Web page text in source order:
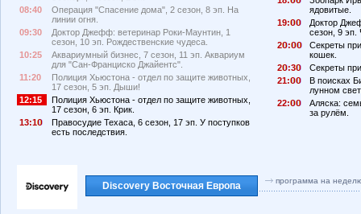
08:40
Операция "Спасение дома", 2 сезон, 8 эп. На
линии огня.
09:30
Доктор Джефф: ветеринар Роки-Маунтин, 1
сезон, 10 эп. Рождественские чудеса.
10:25
Аквариумный бизнес, 7 сезон, 11 эп. Аквариум
для "Сан-Франциско Джайентс".
11:20
Полиция Хьюстона - отдел по защите животных,
17 сезон, 5 эп. Дыши!
12:15
Полиция Хьюстона - отдел по защите животных,
17 сезон, 6 эп. Крик.
13:1
Правосудие Техаса, 6 сезон, 17 эп. У поступков
есть последствия.
ядовитые.
19:
Доктор
сезон, 9 эп.
2
:
Секреты
кошек.
2
:3
Секреты
21:
В поисках
лунном
22:
Аляска:
за рулём.
Discovery Восточная Европа программа на